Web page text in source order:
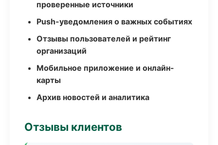
проверенные источники
Push-уведомления о важных событиях
Отзывы пользователей и рейтинг
организаций
Мобильное приложение и онлайн-
карты
Архив новостей и аналитика
Отзывы клиентов